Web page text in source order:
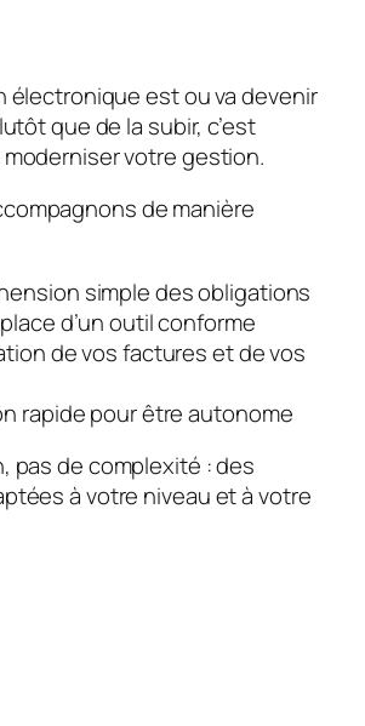
électronique est ou va devenir
que de la subir, c’est
moderniser votre gestion.
de manière
simple des obligations
d’un outil conforme
de vos factures et de vos
rapide pour être autonome
pas de complexité : des
à votre niveau et à votre